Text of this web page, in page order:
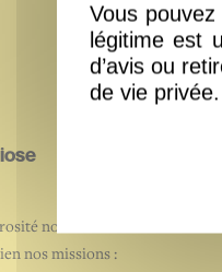
nous
nos missions :
Vous
légitime est
d’avis ou
de vie privée.